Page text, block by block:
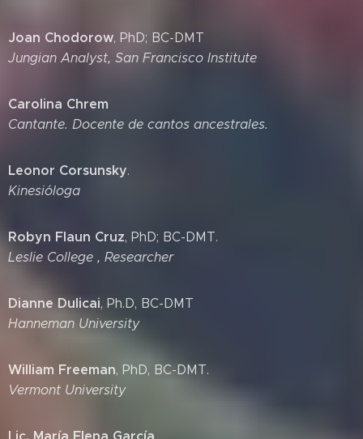
Joan Chodorow, PhD; BC-DMT
Jungian Analyst, San Francisco Institute
Carolina Chrem
Cantante. Docente de cantos ancestrales.
Leonor Corsunsky.
Kinesióloga
Robyn Flaun Cruz, PhD; BC-DMT.
Leslie College , Researcher
Dianne Dulicai, Ph.D, BC-DMT
Hanneman University
William Freeman, PhD, BC-DMT.
Vermont University